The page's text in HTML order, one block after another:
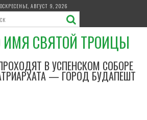
АВГУСТ 9, 2026
ИМЯ СВЯТОЙ ТРОИЦЫ
В УСПЕНСКОМ СОБОРЕ
— ГОРОД БУДАПЕШТ